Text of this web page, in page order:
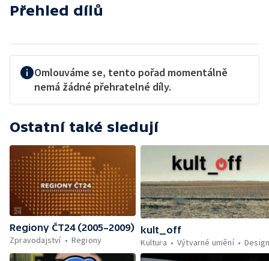
Přehled dílů
Omlouváme se, tento pořad momentálně
nemá žádné přehratelné díly.
Ostatní také sledují
Regiony ČT24 (2005–2009)
Zpravodajství
Regiony
kult_off
Kultura
Výtvarné umění